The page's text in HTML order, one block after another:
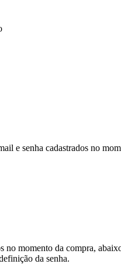
e senha cadastrados no
no momento da compra,
da senha.